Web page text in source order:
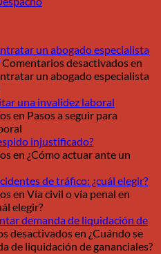
un abogado especialista
Comentarios desactivadosen
un abogado especialista
una invalidez laboral
en Pasos a seguir para
injustificado?
en ¿Cómo actuar ante un
de tráfico: ¿cuál elegir?
en Vía civil o vía penal en
elegir?
demanda de liquidación de
desactivadosen ¿Cuándo se
de liquidación de gananciales?